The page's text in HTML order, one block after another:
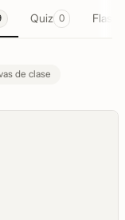
Quiz 0
de clase